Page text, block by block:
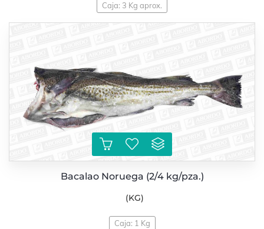
Caja: 3 Kg aprox.
Bacalao Noruega (2/4 kg/pza.)
(KG)
Caja: 1 Kg